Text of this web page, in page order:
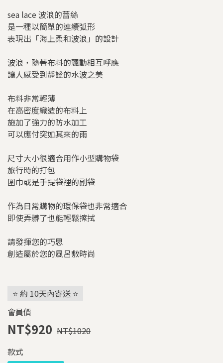
sea lace 波浪的蕾絲
是一種以簡單的連續弧形
表現出「海上柔和波浪」的設計
波浪，隨著布料的飄動相互呼應
讓人感受到靜謐的水波之美
布料非常輕薄
在高密度織造的布料上
施加了強力的防水加工
可以應付突如其來的雨
尺寸大小很適合用作小型購物袋
旅行時的打包
圍巾或是手提袋裡的副袋
作為日常購物的環保袋也非常適合
即使弄髒了也能輕鬆擦拭
請發揮您的巧思
創造屬於您的風呂敷時尚
⭐ 約 10天內寄送 ⭐
會員價
NT$920 NT$1020
款式